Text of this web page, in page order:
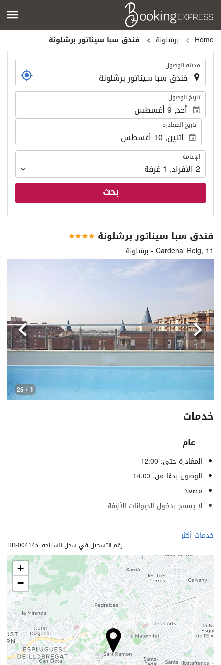
Home برشلونة
فندق سبا سيناتور برشلونة
. مدينة الوصول
. تاريخ الوصول
تاريخ المغادرة
الإقامة
الإقامة
2 الأفراد,
1غرفة
بحث
فندق سبا سيناتور برشلونة
Cardenal Reig, 11 - برشلونة
1
/ 25
السابق
خدمات
عام
المغادرة حتى: 12:00
الوصول بدءًا من: 14:00
مصعد
لا يسمح بدخول الحيوانات الأليفة
خدمات الاستقبال
تخزين الأمتعة
الطعام والمشروبات
مطعم (حسب الطلب)
بار
الرفاهية
خدمات أكثر
رقم التسجيل في سجل السياحة: HB-004145
+
−